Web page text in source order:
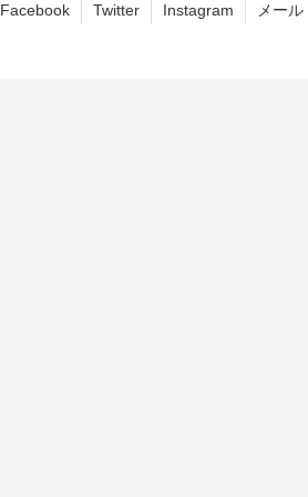
Facebook Twitter Instagram メール